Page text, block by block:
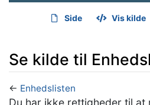
Side Vis kilde
Se kilde til
← Enhedslisten
Hop til: navigering,søgning
Du har ikke rettigheder til at